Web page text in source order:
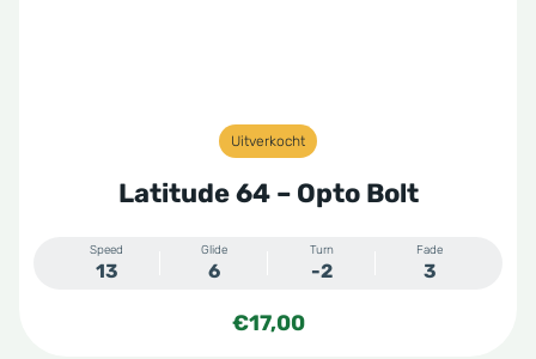
Uitverkocht
Latitude 64 – Opto Bolt
Speed
13
Glide
6
Turn
-2
Fade
3
€17,00